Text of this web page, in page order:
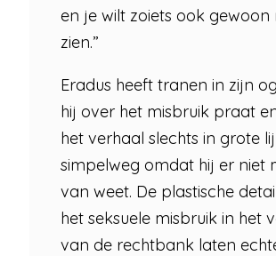
en je wilt zoiets ook gewoon
zien.”
Eradus heeft tranen in zijn
hij over het misbruik praat
het verhaal slechts in grote
simpelweg omdat hij er niet
van weet. De plastische
het seksuele misbruik in het
van de rechtbank laten